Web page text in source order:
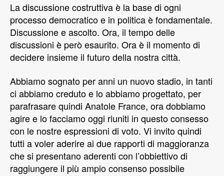
La discussione costruttiva è la base di ogni
processo democratico e in politica è fondamentale.
Discussione e ascolto. Ora, il tempo delle
discussioni è però esaurito. Ora è il momento di
decidere insieme il futuro della nostra città.
Abbiamo sognato per anni un nuovo stadio, in tanti
ci abbiamo creduto e lo abbiamo progettato, per
parafrasare quindi Anatole France, ora dobbiamo
agire e lo facciamo oggi riuniti in questo consesso
con le nostre espressioni di voto. Vi invito quindi
tutti a voler aderire ai due rapporti di maggioranza
che si presentano aderenti con l’obbiettivo di
raggiungere il più ampio consenso possibile